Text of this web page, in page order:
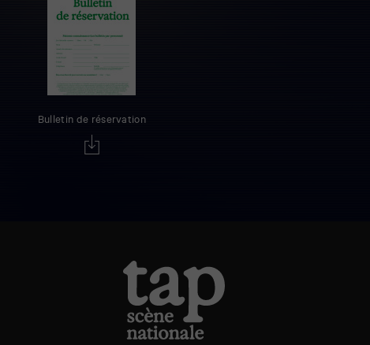
Bulletin de réservation